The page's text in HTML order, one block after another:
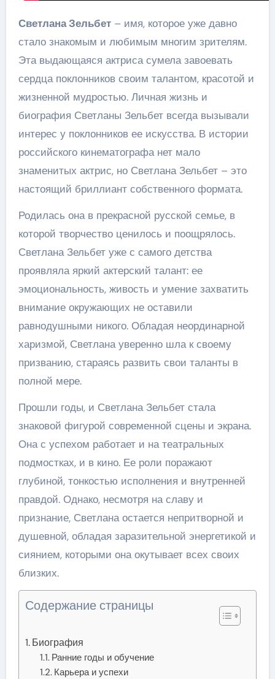
Светлана Зельбет– имя, которое уже давно
стало знакомым и любимым многим зрителям.
Эта выдающаяся актриса сумела завоевать
сердца поклонников своим талантом, красотой и
жизненной мудростью. Личная жизнь и
биография Светланы Зельбет всегда вызывали
интерес у поклонников ее искусства. В истории
российского кинематографа нет мало
знаменитых актрис, но Светлана Зельбет – это
настоящий бриллиант собственного формата.
Родилась она в прекрасной русской семье, в
которой творчество ценилось и поощрялось.
Светлана Зельбет уже с самого детства
проявляла яркий актерский талант: ее
эмоциональность, живость и умение захватить
внимание окружающих не оставили
равнодушными никого. Обладая неординарной
харизмой, Светлана уверенно шла к своему
призванию, стараясь развить свои таланты в
полной мере.
Прошли годы, и Светлана Зельбет стала
знаковой фигурой современной сцены и экрана.
Она с успехом работает и на театральных
подмостках, и в кино. Ее роли поражают
глубиной, тонкостью исполнения и внутренней
правдой. Однако, несмотря на славу и
признание, Светлана остается непритворной и
душевной, обладая заразительной энергетикой и
сиянием, которыми она окутывает всех своих
близких.
Содержание страницы
Биография
Ранние годы и обучение
Карьера и успехи